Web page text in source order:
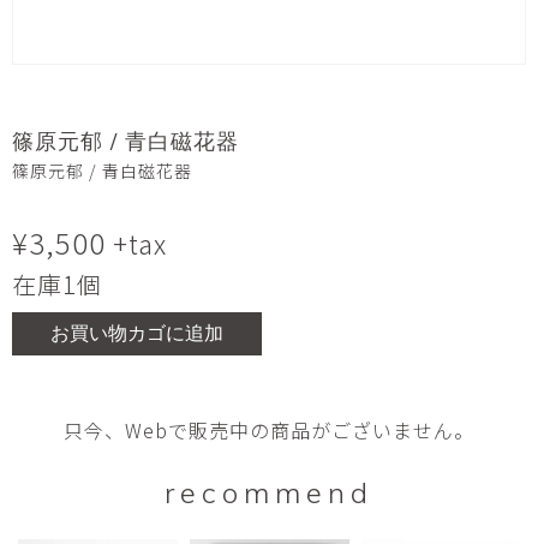
篠原元郁 / 青白磁花器
篠原元郁 / 青白磁花器
¥3,500 +tax
在庫1個
お買い物カゴに追加
只今、Webで販売中の商品がございません。
recommend